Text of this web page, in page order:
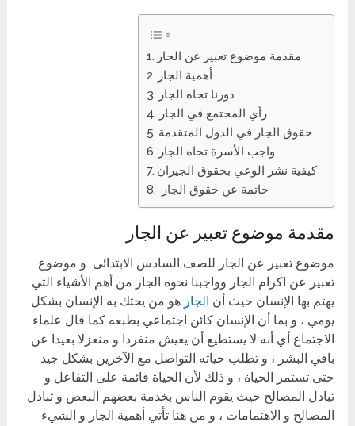
مقدمة موضوع تعبير عن الجار
أهمية الجار
دورنا تجاه الجار
رأي المجتمع في الجار
حقوق الجار في الدول المتقدمة
واجب الأسرة تجاه الجار
كيفية نشر الوعي بحقوق الجيران
خاتمة عن حقوق الجار
مقدمة موضوع تعبير عن الجار
موضوع تعبير عن الجار للصف السادس الابتدائى و موضوع
تعبير عن اكرام الجار وواجبنا نحوه الجار من أهم الأشياء التي
يهتم بها الإنسان حيث أن الجارهو من يحتك به الإنسان بشكل
يومي ، و بما أن الإنسان كائن اجتماعي بطبعه كما قال علماء
الاجتماع أي أنه لا يستطيع أن يعيش منفردا و منعزلا بعيدا عن
باقي البشر ، و تطلب حياته التواصل مع الآخرين بشكل جيد
حتى تستمر الحياة ، و ذلك لأن الحياة قائمة على التفاعل و
تبادل المصالح حيث يقوم الناس بخدمة بعضهم البعض و تبادل
المصالح و الاهتمامات ، و من هنا تأتي أهمية الجار و الشيء